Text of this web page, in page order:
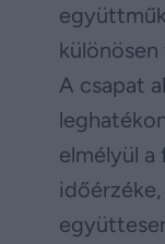
A csapat
elmélyül a